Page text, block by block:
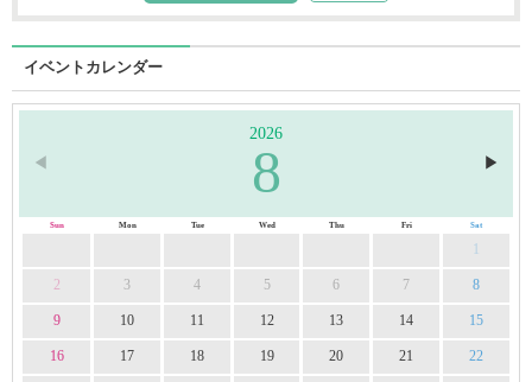
イベントカレンダー
◀︎
2026
8 ▶︎
Sun Mon Tue Wed Thu Fri Sat
1
2 3 4 5 6 7 8
9 10 11 12 13 14 15
16 17 18 19 20 21 22